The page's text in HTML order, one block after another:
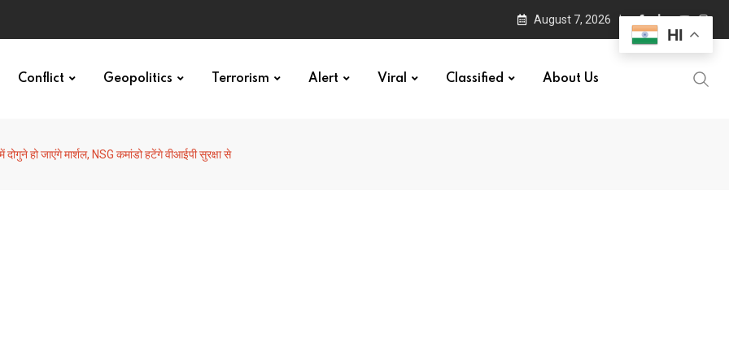
August 7, 2026
Conflict Geopolitics Terrorism Alert Viral Classified About Us
दोगुने हो जाएंगे मार्शल, NSG कमांडो हटेंगे वीआईपी सुरक्षा से
HI